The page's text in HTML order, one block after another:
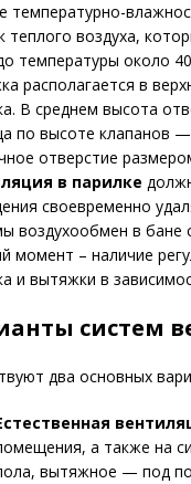
температурно-
теплого воздуха,
температуры около
располагается в
В среднем высота
по высоте клапанов
отверстие
в парилке
своевременно
воздухообмен в бане
момент – наличие
и вытяжки в
систем
два основных
а также на
вытяжное — под